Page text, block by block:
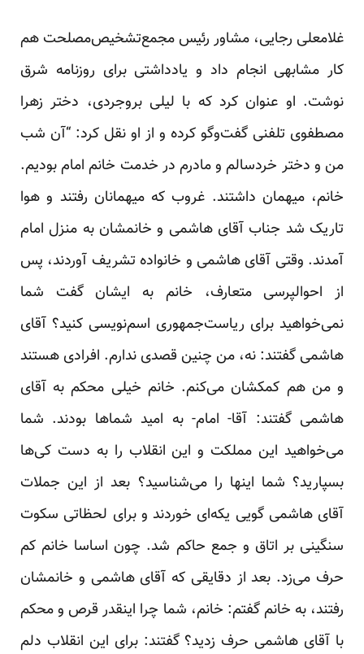
غلامعلی رجایی، مشاور رئیس مجمع‌تشخیص‌مصلحت هم
کار مشابهی انجام داد و یادداشتی برای روزنامه شرق
نوشت. او عنوان کرد که با لیلی بروجردی، دختر زهرا
مصطفوی تلفنی گفت‌وگو کرده و از او نقل کرد: “آن شب
من و دختر خردسالم و مادرم در خدمت خانم امام بودیم.
خانم، میهمان داشتند. غروب که میهمانان رفتند و هوا
تاریک شد جناب آقای هاشمی و خانمشان به منزل امام
آمدند. وقتی آقای هاشمی و خانواده تشریف آوردند، پس
از احوالپرسی متعارف، خانم به ایشان گفت شما
نمی‌خواهید برای ریاست‌جمهوری اسم‌نویسی کنید؟ آقای
هاشمی گفتند: نه، من چنین قصدی ندارم. افرادی هستند
و من هم کمکشان می‌کنم. خانم خیلی محکم به آقای
هاشمی گفتند: آقا- امام- به امید شماها بودند. شما
می‌خواهید این مملکت و این انقلاب را به دست کی‌ها
بسپارید؟ شما اینها را می‌شناسید؟ بعد از این جملات
آقای هاشمی گویی یکه‌ای خوردند و برای لحظاتی سکوت
سنگینی بر اتاق و جمع حاکم شد. چون اساسا خانم کم
حرف می‌زد. بعد از دقایقی که آقای هاشمی و خانمشان
رفتند، به خانم گفتم: خانم، شما چرا اینقدر قرص و محکم
با آقای هاشمی حرف زدید؟ گفتند: برای این انقلاب دلم